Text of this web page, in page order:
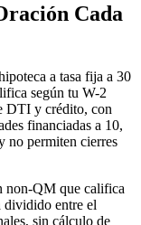
Cada
a tasa fija a 30
según tu W-2
DTI y crédito, con
financiadas a 10,
no permiten cierres
non-QM que califica
dividido entre el
sin cálculo de